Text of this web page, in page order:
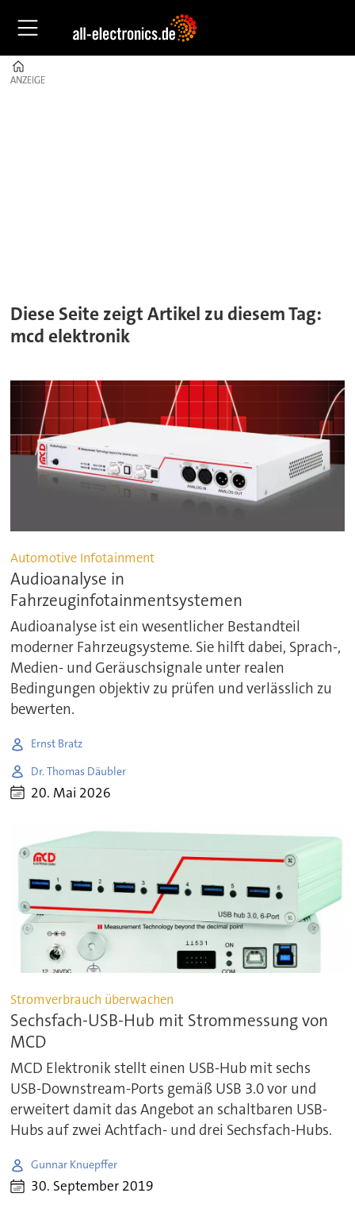
ANZEIGE
ANZEIGE
Diese Seite zeigt Artikel zu diesem Tag:
mcd elektronik
Automotive Infotainment
Audioanalyse in
Fahrzeuginfotainmentsystemen
Audioanalyse ist ein wesentlicher Bestandteil
moderner Fahrzeugsysteme. Sie hilft dabei, Sprach-,
Medien- und Geräuschsignale unter realen
Bedingungen objektiv zu prüfen und verlässlich zu
bewerten.
Ernst Bratz
Dr. Thomas Däubler
20. Mai 2026
Stromverbrauch überwachen
Sechsfach-USB-Hub mit Strommessung von
MCD
MCD Elektronik stellt einen USB-Hub mit sechs
USB-Downstream-Ports gemäß USB 3.0 vor und
erweitert damit das Angebot an schaltbaren USB-
Hubs auf zwei Achtfach- und drei Sechsfach-Hubs.
Gunnar Knuepffer
30. September 2019